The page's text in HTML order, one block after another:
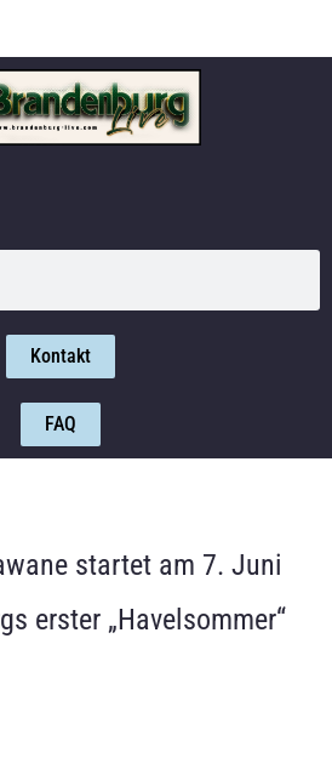
Kontakt
FAQ
startet am 7. Juni
erster „Havelsommer“